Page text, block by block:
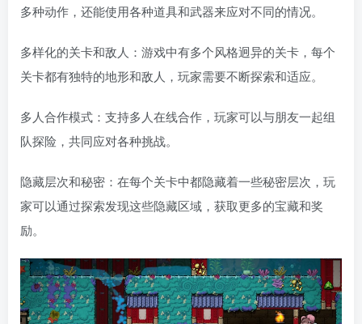
多种动作，还能使用各种道具和武器来应对不同的情况。
多样化的关卡和敌人：游戏中有多个风格迥异的关卡，每个
关卡都有独特的地形和敌人，玩家需要不断探索和适应。
多人合作模式：支持多人在线合作，玩家可以与朋友一起组
队探险，共同应对各种挑战。
隐藏层次和秘密：在每个关卡中都隐藏着一些秘密层次，玩
家可以通过探索发现这些隐藏区域，获取更多的宝藏和奖
励。